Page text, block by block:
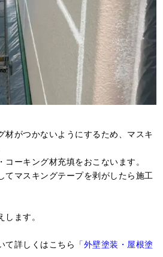
材がつかないようにするため、マスキ
ーキング材充填をおこないます。
てマスキングテープを剥がしたら施工
ます。
て詳しくはこちら 「外壁塗装・屋根塗